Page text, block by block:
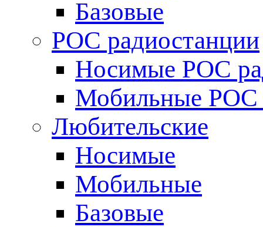
Базовые
POC радиостанции
Носимые POC
Мобильные POC
Любительские
Носимые
Мобильные
Базовые